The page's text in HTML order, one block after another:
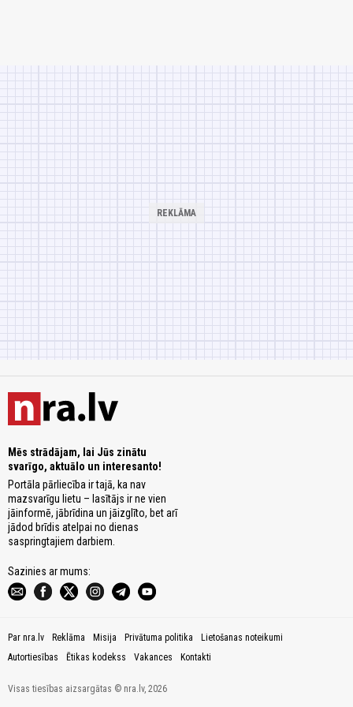
Mēs strādājam, lai Jūs zinātu
svarīgo, aktuālo un interesanto!
Portāla pārliecība ir tajā, ka nav
mazsvarīgu lietu – lasītājs ir ne vien
jāinformē, jābrīdina un jāizglīto, bet arī
jādod brīdis atelpai no dienas
saspringtajiem darbiem.
Sazinies ar mums:
Par nra.lv Reklāma Misija Privātuma politika
Lietošanas noteikumi
Autortiesības
Ētikas kodekss Vakances Kontakti
Visas tiesības aizsargātas © nra.lv, 2026